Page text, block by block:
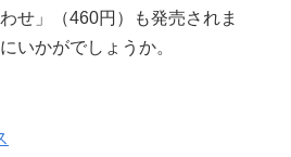
せ」（460円）も発売されま
いかがでしょうか。